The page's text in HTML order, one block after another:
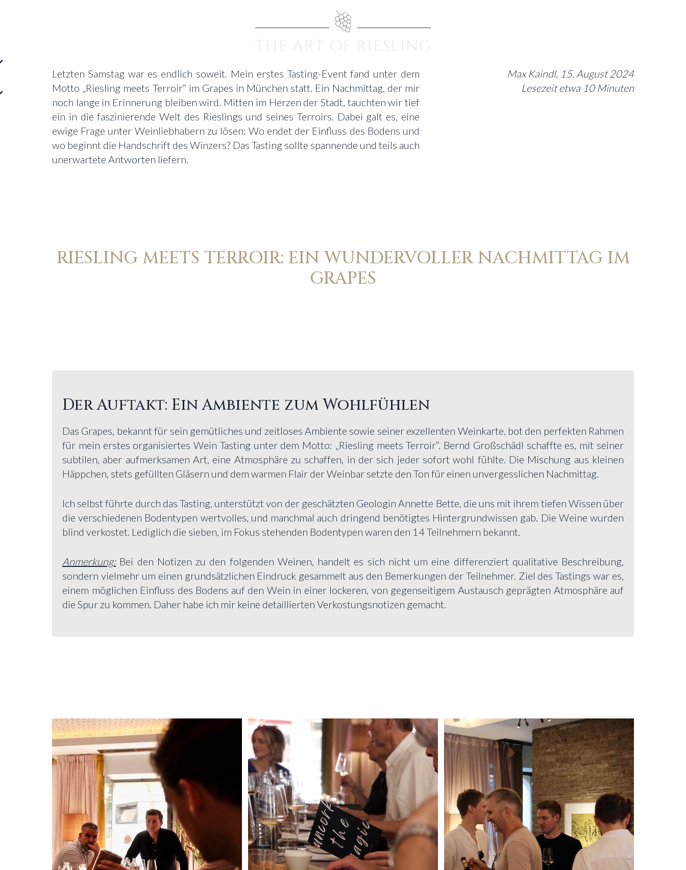
Letzten Samstag war es endlich soweit. Mein erstes Tasting-Event fand unter dem
Motto „Riesling meets Terroir“ im Grapes in München statt. Ein Nachmittag, der mir
noch lange in Erinnerung bleiben wird. Mitten im Herzen der Stadt, tauchten wir tief
ein in die faszinierende Welt des Rieslings und seines Terroirs. Dabei galt es, eine
ewige Frage unter Weinliebhabern zu lösen: Wo endet der Einfluss des Bodens und
wo beginnt die Handschrift des Winzers? Das Tasting sollte spannende und teils auch
unerwartete Antworten liefern.
Max Kaindl, 15. August 2024
Lesezeit etwa 10 Minuten
RIESLING MEETS TERROIR: EIN WUNDERVOLLER NACHMITTAG IM
GRAPES
Der Auftakt: Ein Ambiente zum Wohlfühlen
Das Grapes, bekannt für sein gemütliches und zeitloses Ambiente sowie seiner exzellenten Weinkarte, bot den perfekten Rahmen
für mein erstes organisiertes Wein Tasting unter dem Motto: „Riesling meets Terroir“. Bernd Großschädl schaffte es, mit seiner
subtilen, aber aufmerksamen Art, eine Atmosphäre zu schaffen, in der sich jeder sofort wohl fühlte. Die Mischung aus kleinen
Häppchen, stets gefüllten Gläsern und dem warmen Flair der Weinbar setzte den Ton für einen unvergesslichen Nachmittag.
Ich selbst führte durch das Tasting, unterstützt von der geschätzten Geologin Annette Bette, die uns mit ihrem tiefen Wissen über
die verschiedenen Bodentypen wertvolles, und manchmal auch dringend benötigtes Hintergrundwissen gab. Die Weine wurden
blind verkostet. Lediglich die sieben, im Fokus stehenden Bodentypen waren den 14 Teilnehmern bekannt.
Anmerkung: Bei den Notizen zu den folgenden Weinen, handelt es sich nicht um eine differenziert qualitative Beschreibung,
sondern vielmehr um einen grundsätzlichen Eindruck gesammelt aus den Bemerkungen der Teilnehmer. Ziel des Tastings war es,
einem möglichen Einfluss des Bodens auf den Wein in einer lockeren, von gegenseitigem Austausch geprägten Atmosphäre auf
die Spur zu kommen. Daher habe ich mir keine detaillierten Verkostungsnotizen gemacht.